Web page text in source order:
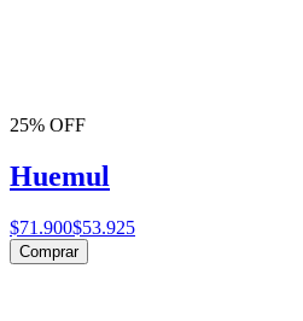
25% OFF
Huemul
$71.900$53.925
Comprar